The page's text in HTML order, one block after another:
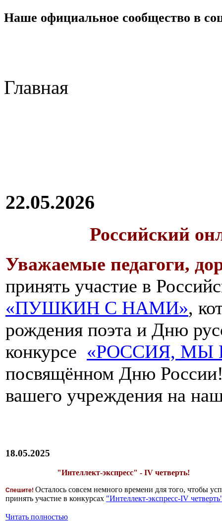
Наше официальное сообщество в
Главная
22.05.2026
Российский
Уважаемые педагоги,
принять участие в
«ПУШКИН С НАМИ»,
рождения поэта и Дню
конкурсе «РОССИЯ, МЫ
посвящённом Дню
вашего учреждения на
18.05.2025
"Интеллект-экспресс" - IV четверть!
Спешите! Осталось совсем немного времени для того, чтобы
принять участие в конкурсах "Интеллект-экспресс-IV
Читать полностью